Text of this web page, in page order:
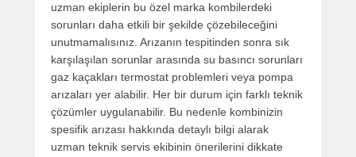
uzman ekiplerin bu özel marka kombilerdeki
sorunları daha etkili bir şekilde çözebileceğini
unutmamalısınız. Arızanın tespitinden sonra sık
karşılaşılan sorunlar arasında su basıncı sorunları
gaz kaçakları termostat problemleri veya pompa
arızaları yer alabilir. Her bir durum için farklı teknik
çözümler uygulanabilir. Bu nedenle kombinizin
spesifik arızası hakkında detaylı bilgi alarak
uzman teknik servis ekibinin önerilerini dikkate